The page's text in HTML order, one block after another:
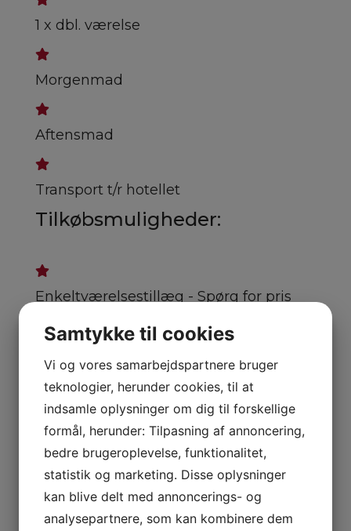
1 x dbl. værelse
Morgenmad
Aftensmad
Transport t/r hotellet
Tilkøbsmuligheder:
Enkeltværelsestillæg - Spørg for pris
Kontakt os for mulighederne
Navn *
Telefon
Samtykke til cookies
Vi og vores samarbejdspartnere bruger
teknologier, herunder cookies, til at
indsamle oplysninger om dig til forskellige
formål, herunder: Tilpasning af annoncering,
bedre brugeroplevelse, funktionalitet,
statistik og marketing. Disse oplysninger
kan blive delt med annoncerings- og
analysepartnere, som kan kombinere dem